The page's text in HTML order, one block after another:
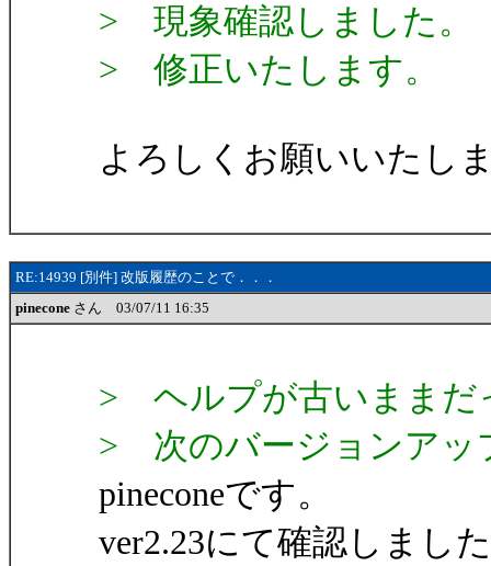
> 現象確認しました。
> 修正いたします。
よろしくお願いいたし
RE:14939 [別件] 改版履歴のことで．．．
pinecone さん 03/07/11 16:35
> ヘルプが古いままだ
> 次のバージョンアッ
pineconeです。
ver2.23にて確認しまし